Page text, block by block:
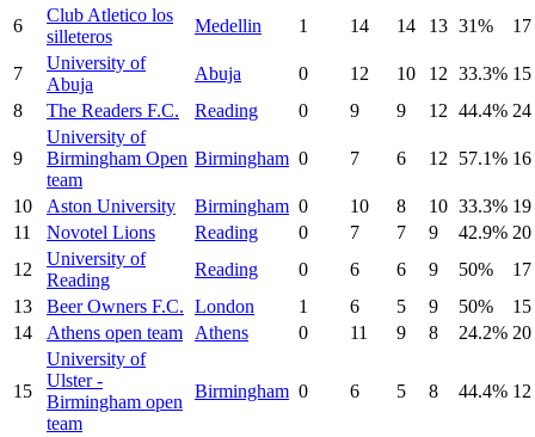
6
Club Atletico los
silleteros
Medellin 1 14 14 13 31% 17
7
University of
Abuja
Abuja 0 12 10 12 33.3% 15
8
The Readers F.C. Reading 0 9 9 12 44.4% 24
9
University of
Birmingham Open
team
Birmingham 0 7 6 12 57.1% 16
10 Aston University Birmingham 0 10 8 10 33.3% 19
11
Novotel Lions Reading 0 7 7 9 42.9% 20
12
University of
Reading
Reading 0 6 6 9 50%
17
13
Beer Owners F.C. London 1 6 5 9 50%
15
14
Athens open team Athens 0 11 9 8 24.2% 20
15
University of
Ulster -
Birmingham open
team
Birmingham 0 6 5 8 44.4% 12